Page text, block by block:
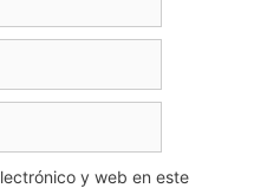
y web en este